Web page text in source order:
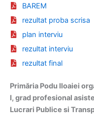
BAREM
rezultat proba scrisa
plan interviu
rezultat interviu
rezultat final
Primăria Podu Iloaiei
I, grad profesional
Lucrari Publice si